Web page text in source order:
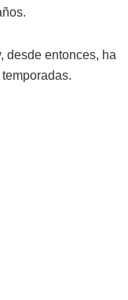
desde entonces, ha